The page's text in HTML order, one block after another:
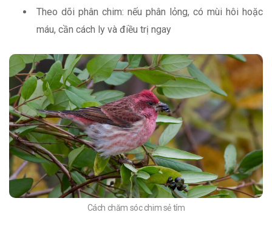
Theo dõi phân chim: nếu phân lỏng, có mùi hôi hoặc
máu, cần cách ly và điều trị ngay
Cách chăm sóc chim sẻ tím